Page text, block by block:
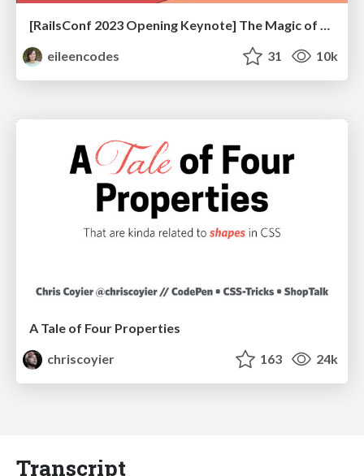
[RailsConf 2023 Opening Keynote] The Magic of Rails
eileencodes
31 10k
A Tale of Four Properties
chriscoyier
163 24k
Transcript